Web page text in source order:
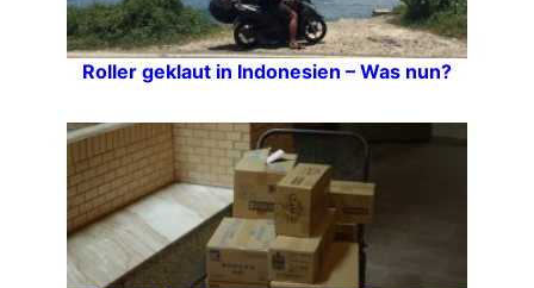
Roller geklaut in Indonesien – Was nun?